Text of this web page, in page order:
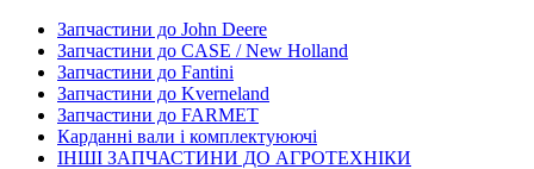
Запчастини до John Deere
Запчастини до CASE / New Holland
Запчастини до Fantini
Запчастини до Kverneland
Запчастини до FARMET
Карданні вали і комплектуюючі
ІНШІ ЗАПЧАСТИНИ ДО АГРОТЕХНІКИ